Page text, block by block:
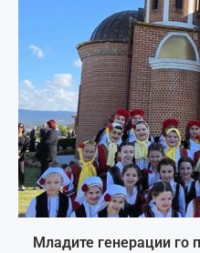
Младите генерации го